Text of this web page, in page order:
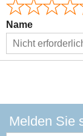
Name
Melden Sie